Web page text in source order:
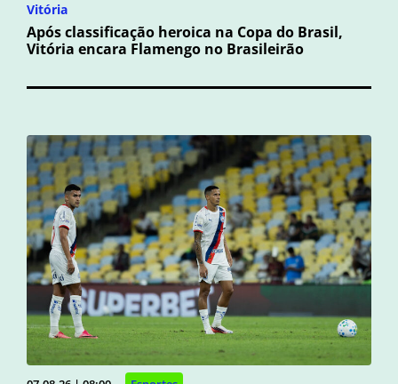
Vitória
Após classificação heroica na Copa do Brasil,
Vitória encara Flamengo no Brasileirão